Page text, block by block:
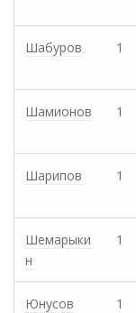
Шабуров 1
Шамионов 1
Шарипов 1
Шемарыки
н
1
Юнусов 1